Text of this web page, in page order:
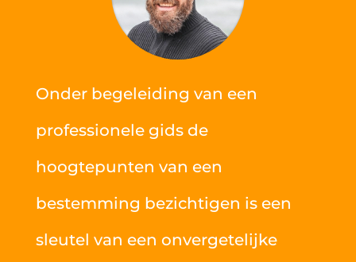
Onder begeleiding van een
professionele gids de
hoogtepunten van een
bestemming bezichtigen is een
sleutel van een onvergetelijke